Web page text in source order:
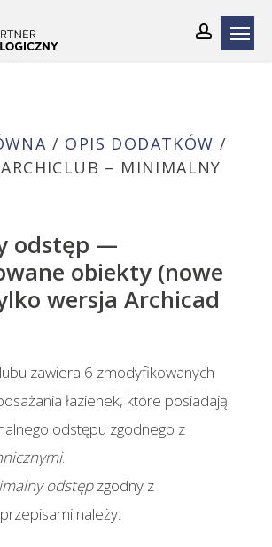
/ OPIS DODATKÓW /
– MINIMALNY
odstęp —
obiekty (nowe
wersja Archicad
zawiera 6 zmodyfikowanych
łazienek, które posiadają
odstępu zgodnego z
.
odstępzgodny z
należy: